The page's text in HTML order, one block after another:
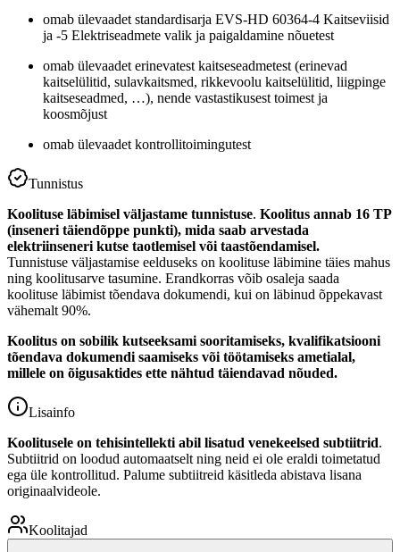
omab ülevaadet standardisarja EVS-HD 60364-4 Kaitseviisid
ja -5 Elektriseadmete valik ja paigaldamine nõuetest
omab ülevaadet erinevatest kaitseseadmetest (erinevad
kaitselülitid, sulavkaitsmed, rikkevoolu kaitselülitid, liigpinge
kaitseseadmed, …), nende vastastikusest toimest ja
koosmõjust
omab ülevaadet kontrollitoimingutest
Tunnistus
Koolituse läbimisel väljastame tunnistuse. Koolitus annab 16 TP
(inseneri täiendõppe punkti), mida saab arvestada
elektriinseneri kutse taotlemisel või taastõendamisel.
Tunnistuse väljastamise eelduseks on koolituse läbimine täies mahus
ning koolitusarve tasumine. Erandkorras võib osaleja saada
koolituse läbimist tõendava dokumendi, kui on läbinud õppekavast
vähemalt 90%.
Koolitus on sobilik kutseeksami sooritamiseks, kvalifikatsiooni
tõendava dokumendi saamiseks või töötamiseks ametialal,
millele on õigusaktides ette nähtud täiendavad nõuded.
Lisainfo
Koolitusele on tehisintellekti abil lisatud venekeelsed subtiitrid.
Subtiitrid on loodud automaatselt ning neid ei ole eraldi toimetatud
ega üle kontrollitud. Palume subtiitreid käsitleda abistava lisana
originaalvideole.
Koolitajad